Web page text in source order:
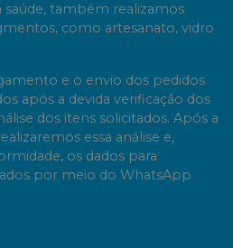
saúde, também realizamos
como artesanato, vidro
e o envio dos pedidos
após a devida verificação dos
dos itens solicitados. Após a
essa análise e,
os dados para
por meio do WhatsApp